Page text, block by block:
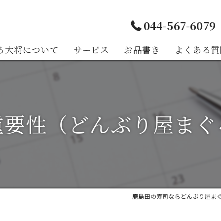
044-567-6079
大将について サービス お品書き よくある
性（どんぶり屋ま
鹿島田の寿司ならどんぶり屋ま